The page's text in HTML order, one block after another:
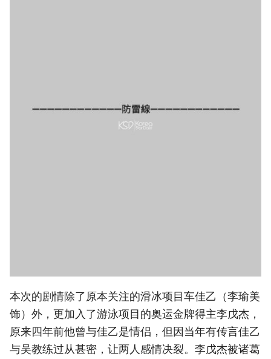
本次的剧情除了原本关注的滑冰项目车佳乙（李瑜美
饰）外，更加入了游泳项目的奥运金牌得主李戊杰，
原来四年前他曾与佳乙是情侣，但因当年有传言佳乙
与吴教练过从甚密，让两人感情决裂。李戊杰被诸葛